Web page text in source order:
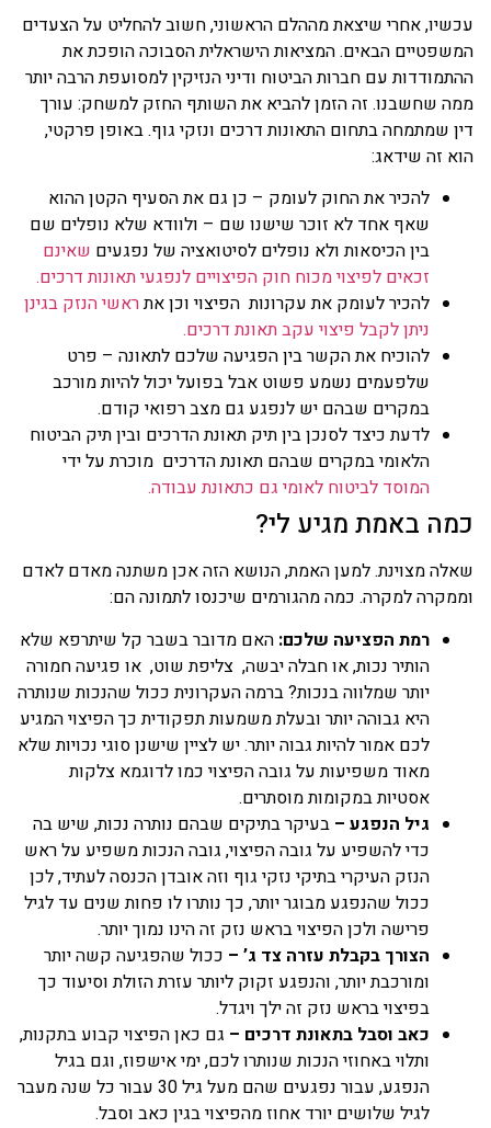
עכשיו, אחרי שיצאת מההלם הראשוני, חשוב להחליט על הצעדים
המשפטיים הבאים. המציאות הישראלית הסבוכה הופכת את
ההתמודדות עם חברות הביטוח ודיני הנזיקין למסועפת הרבה יותר
ממה שחשבנו. זה הזמן להביא את השותף החזק למשחק: עורך
דין שמתמחה בתחום התאונות דרכים ונזקי גוף. באופן פרקטי,
הוא זה שידאג:
להכיר את החוק לעומק – כן גם את הסעיף הקטן ההוא
שאף אחד לא זוכר שישנו שם – ולוודא שלא נופלים שם
בין הכיסאות ולא נופלים לסיטואציה של נפגעים שאינם
זכאים לפיצוי מכוח חוק הפיצויים לנפגעי תאונות דרכים.
להכיר לעומק את עקרונות הפיצוי וכן אתראשי הנזק בגינן
ניתן לקבל פיצוי עקב תאונת דרכים.
להוכיח את הקשר בין הפגיעה שלכם לתאונה – פרט
שלפעמים נשמע פשוט אבל בפועל יכול להיות מורכב
במקרים שבהם יש לנפגע גם מצב רפואי קודם.
לדעת כיצד לסנכן בין תיק תאונת הדרכים ובין תיק הביטוח
הלאומי במקרים שבהם תאונת הדרכים מוכרת על ידי
המוסד לביטוח לאומי גם כתאונת עבודה.
כמה באמת מגיע לי?
שאלה מצוינת. למען האמת, הנושא הזה אכן משתנה מאדם לאדם
וממקרה למקרה. כמה מהגורמים שיכנסו לתמונה הם:
רמת הפציעה שלכם: האם מדובר בשבר קל שיתרפא שלא
הותיר נכות, או חבלה יבשה, צליפת שוט, או פגיעה חמורה
יותר שמלווה בנכות? ברמה העקרונית ככול שהנכות שנותרה
היא גבוהה יותר ובעלת משמעות תפקודית כך הפיצוי המגיע
לכם אמור להיות גבוה יותר. יש לציין שישנן סוגי נכויות שלא
מאוד משפיעות על גובה הפיצוי כמו לדוגמא צלקות
אסטיות במקומות מוסתרים.
גיל הנפגע – בעיקר בתיקים שבהם נותרה נכות, שיש בה
כדי להשפיע על גובה הפיצוי, גובה הנכות משפיע על ראש
הנזק העיקרי בתיקי נזקי גוף וזה אובדן הכנסה לעתיד, לכן
ככול שהנפגע מבוגר יותר, כך נותרו לו פחות שנים עד לגיל
פרישה ולכן הפיצוי בראש נזק זה הינו נמוך יותר.
הצורך בקבלת עזרה צד ג’ – ככול שהפגיעה קשה יותר
ומורכבת יותר, והנפגע זקוק ליותר עזרת הזולת וסיעוד כך
בפיצוי בראש נזק זה ילך ויגדל.
כאב וסבל בתאונת דרכים – גם כאן הפיצוי קבוע בתקנות,
ותלוי באחוזי הנכות שנותרו לכם, ימי אישפוז, וגם בגיל
הנפגע, עבור נפגעים שהם מעל גיל 30 עבור כל שנה מעבר
לגיל שלושים יורד אחוז מהפיצוי בגין כאב וסבל.